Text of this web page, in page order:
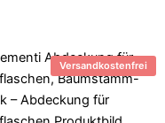
Versandkostenfrei